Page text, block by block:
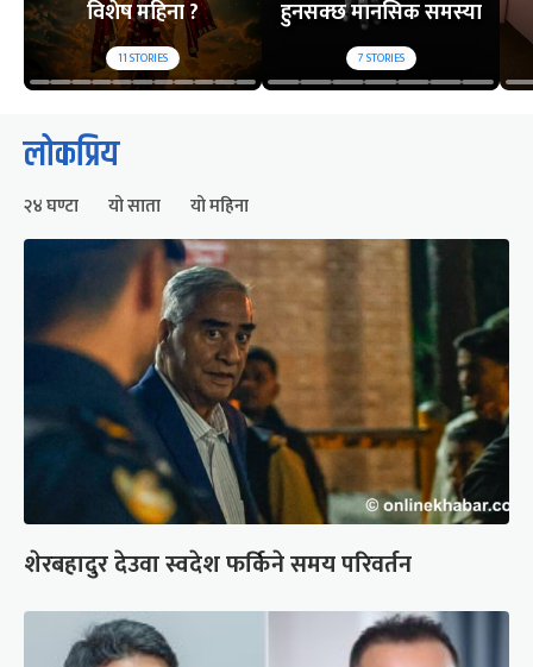
विशेष महिना ?
11STORIES
हुनसक्छ मानसिक समस्या
7STORIES
लोकप्रिय
२४ घण्टा यो साता यो महिना
शेरबहादुर देउवा स्वदेश फर्किने समय परिवर्तन